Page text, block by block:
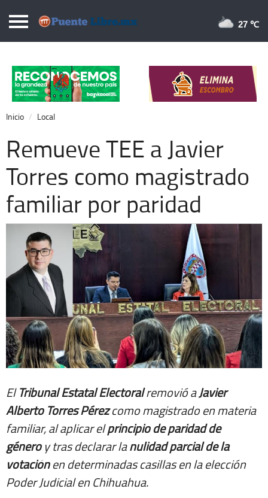
Puentelibre.mx
Local
Nacional
Opinión
Cronos
Economía
Espectáculos
Extra +
27 ℃
Inicio Local
Remueve TEE a Javier
Torres como magistrado
familiar por paridad
ElTribunal Estatal Electoralremovió aJavier
Alberto Torres Pérezcomo magistrado en materia
familiar, al aplicar elprincipio de paridad de
géneroy tras declarar lanulidad parcial de la
votaciónen determinadas casillas en la elección
Poder Judicial en Chihuahua.